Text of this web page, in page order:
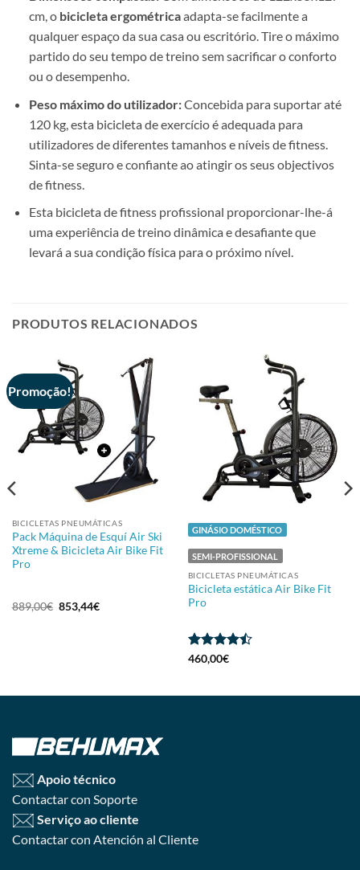
cm, o bicicleta ergométricaadapta-se facilmente a
qualquer espaço da sua casa ou escritório. Tire o máximo
partido do seu tempo de treino sem sacrificar o conforto
ou o desempenho.
Peso máximo do utilizador:Concebida para suportar até
120 kg, esta bicicleta de exercício é adequada para
utilizadores de diferentes tamanhos e níveis de fitness.
Sinta-se seguro e confiante ao atingir os seus objectivos
de fitness.
Esta bicicleta de fitness profissional proporcionar-lhe-á
uma experiência de treino dinâmica e desafiante que
levará a sua condição física para o próximo nível.
PRODUTOS RELACIONADOS
Promoção!
BICICLETAS PNEUMÁTICAS
Pack Máquina de Esquí Air Ski
Xtreme & Bicicleta Air Bike Fit
Pro
889,00€ 853,44€
GINÁSIO DOMÉSTICO
SEMI-PROFISSIONAL
BICICLETAS PNEUMÁTICAS
Bicicleta estática Air Bike Fit
Pro
Avaliação
460,00€
Apoio técnico
Contactar con Soporte
Serviço ao cliente
Contactar con Atención al Cliente